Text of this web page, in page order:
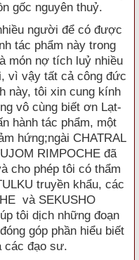
gốc nguyên thuỷ.
người để có được
tác phẩm này trong
món nợ tích luỷ nhiều
vì vậy tất cả công đức
này, tôi xin cung kính
vô cùng biết ơn Lạt-
hành tác phẩm, một
hứng;ngài CHATRAL
RIMPOCHE đã
cho phép tôi có thẩm
truyền khẩu, các
và SEKUSHO
tôi dịch những đoạn
góp phần hiểu biết
các đạo sư.